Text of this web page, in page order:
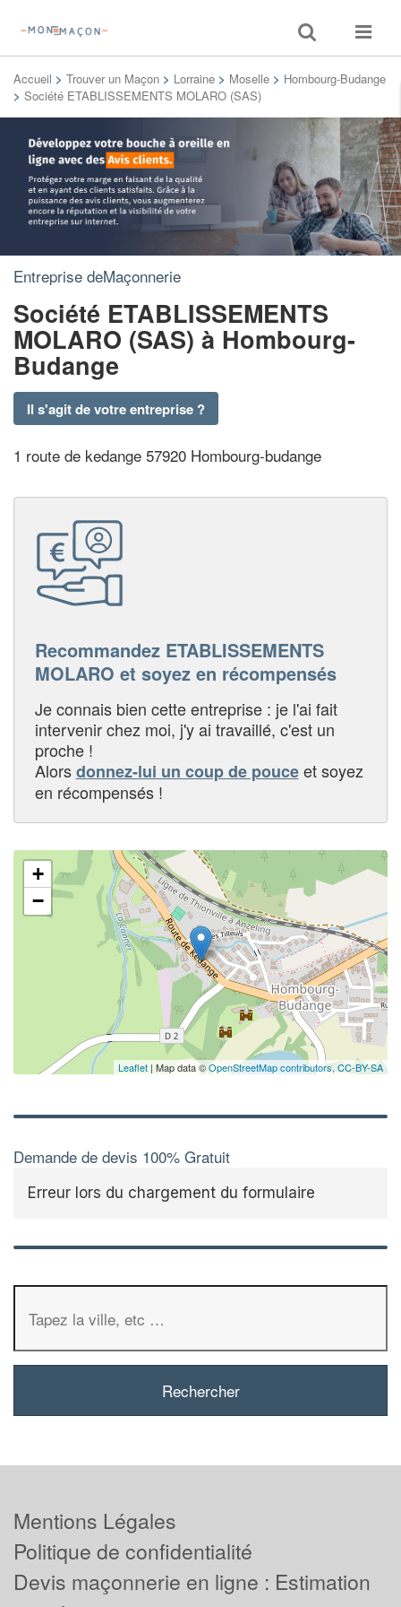
Toggle
search
Toggle
Accueil > Trouver un Maçon > Lorraine > Moselle > Hombourg-Budange
> Société ETABLISSEMENTS MOLARO (SAS)
Entreprise deMaçonnerie
Société ETABLISSEMENTS
MOLARO (SAS) à Hombourg-
Budange
Il s'agit de votre entreprise ?
1 route de kedange 57920 Hombourg-budange
Recommandez ETABLISSEMENTS
MOLARO et soyez en récompensés
Je connais bien cette entreprise : je l'ai fait
intervenir chez moi, j'y ai travaillé, c'est un
proche !
Alorsdonnez-lui un coup de pouceet soyez
en récompensés !
+
−
Leaflet | Map data ©OpenStreetMap contributors, CC-BY-SA
Demande de devis 100% Gratuit
Erreur lors du chargement du formulaire
✕
Mentions Légales
Politique de confidentialité
Devis maçonnerie en ligne : Estimation